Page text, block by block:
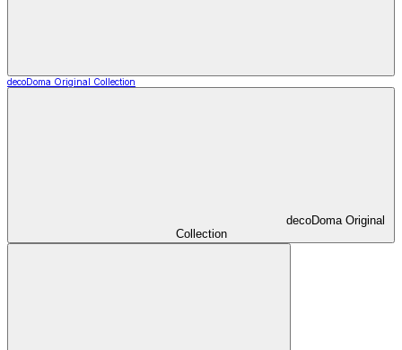
decoDoma Original Collection
decoDoma Original
Collection